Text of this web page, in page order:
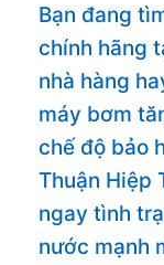
Bạn đang
chính hãng
nhà hàng
máy bơm
chế độ bảo
Thuận Hiệp
ngay tình
nước mạnh